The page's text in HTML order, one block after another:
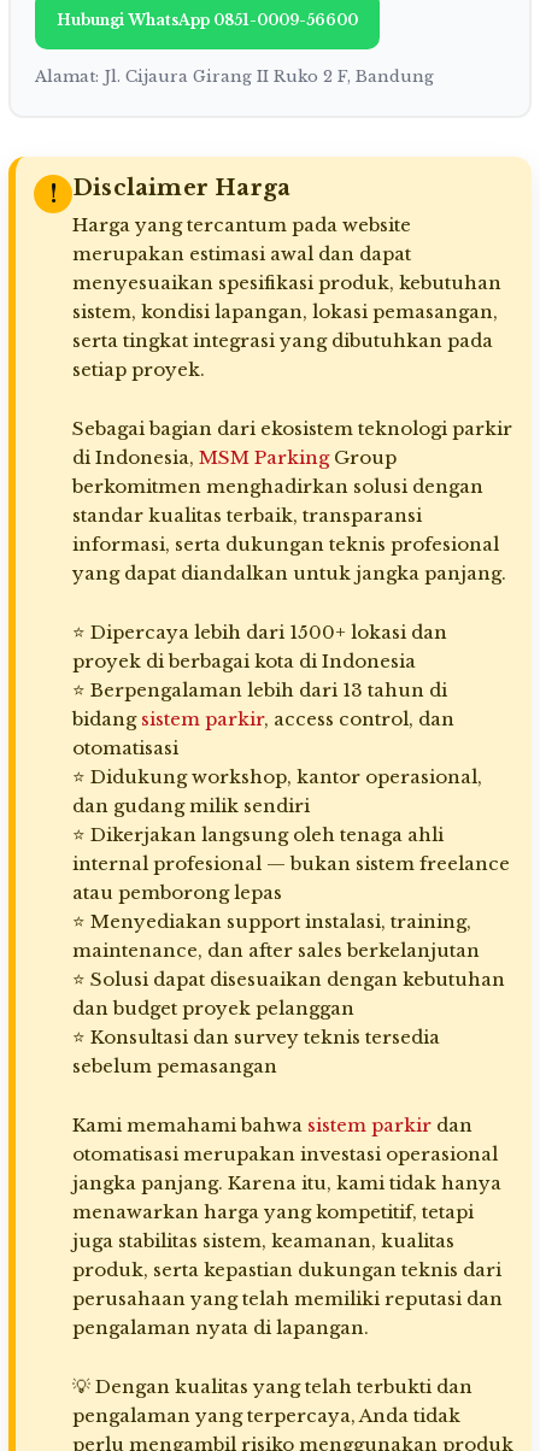
Hubungi WhatsApp 0851-0009-56600
Alamat: Jl. Cijaura Girang II Ruko 2 F, Bandung
! Disclaimer Harga
Harga yang tercantum pada website
merupakan estimasi awal dan dapat
menyesuaikan spesifikasi produk, kebutuhan
sistem, kondisi lapangan, lokasi pemasangan,
serta tingkat integrasi yang dibutuhkan pada
setiap proyek.
Sebagai bagian dari ekosistem teknologi parkir
di Indonesia, MSM ParkingGroup
berkomitmen menghadirkan solusi dengan
standar kualitas terbaik, transparansi
informasi, serta dukungan teknis profesional
yang dapat diandalkan untuk jangka panjang.
⭐ Dipercaya lebih dari 1500+ lokasi dan
proyek di berbagai kota di Indonesia
⭐ Berpengalaman lebih dari 13 tahun di
bidang sistem parkir, access control, dan
otomatisasi
⭐ Didukung workshop, kantor operasional,
dan gudang milik sendiri
⭐ Dikerjakan langsung oleh tenaga ahli
internal profesional — bukan sistem freelance
atau pemborong lepas
⭐ Menyediakan support instalasi, training,
maintenance, dan after sales berkelanjutan
⭐ Solusi dapat disesuaikan dengan kebutuhan
dan budget proyek pelanggan
⭐ Konsultasi dan survey teknis tersedia
sebelum pemasangan
Kami memahami bahwa sistem parkir dan
otomatisasi merupakan investasi operasional
jangka panjang. Karena itu, kami tidak hanya
menawarkan harga yang kompetitif, tetapi
juga stabilitas sistem, keamanan, kualitas
produk, serta kepastian dukungan teknis dari
perusahaan yang telah memiliki reputasi dan
pengalaman nyata di lapangan.
💡 Dengan kualitas yang telah terbukti dan
pengalaman yang terpercaya, Anda tidak
perlu mengambil risiko menggunakan produk